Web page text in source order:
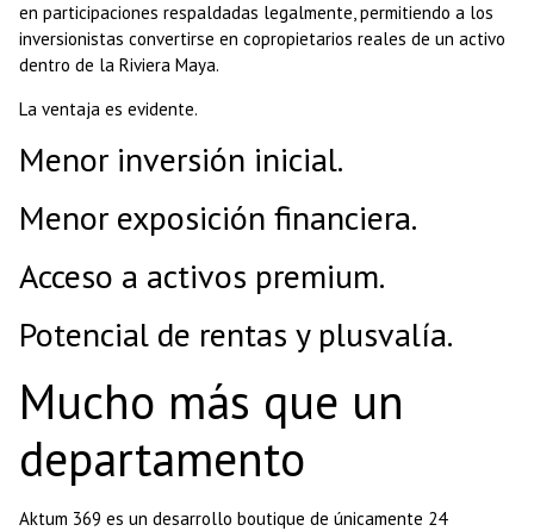
en participaciones respaldadas legalmente, permitiendo a los
inversionistas convertirse en copropietarios reales de un activo
dentro de la Riviera Maya.
La ventaja es evidente.
Menor inversión inicial.
Menor exposición financiera.
Acceso a activos premium.
Potencial de rentas y plusvalía.
Mucho más que un
departamento
Aktum 369 es un desarrollo boutique de únicamente 24